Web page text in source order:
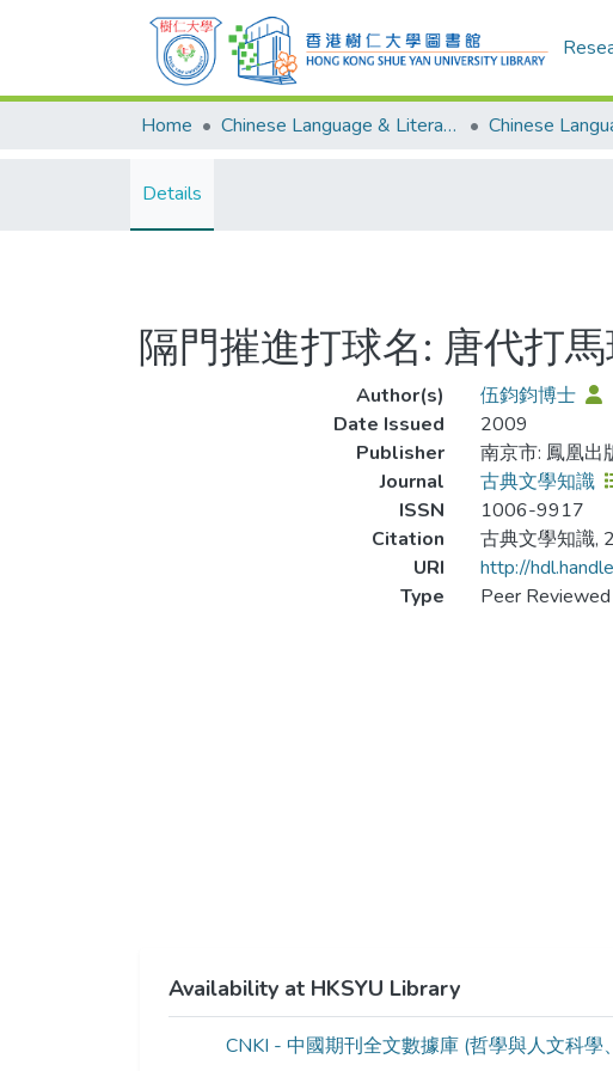
Home Chinese Language & Literature
Details
隔門摧進打球名: 唐代打
Author(s)
伍鈞鈞博士
Date Issued
2009
Publisher
南京市: 鳳凰出
Journal
古典文學知識
ISSN
1006-9917
Citation
古典文學知識,
URI
http://
Type
Peer
Availability at HKSYU Library
CNKI - 中國期刊全文數據庫 (哲學與人文科